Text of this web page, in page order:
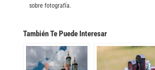
sobre fotografía.
También Te Puede Interesar